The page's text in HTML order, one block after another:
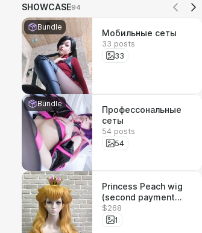
SHOWCASE94
Bundle
Мобильные сеты
33 posts
33
Bundle
Профессональные
сеты
54 posts
54
Princess Peach wig
(second payment
$195 and shipping
$95) / Парик
$268
1